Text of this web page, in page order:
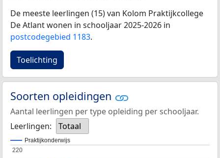
De meeste leerlingen (15) van Kolom Praktijkcollege
De Atlant wonen in schooljaar 2025-2026 in
postcodegebied 1183.
Toelichting
Soorten opleidingen
Aantal leerlingen per type opleiding per schooljaar.
Leerlingen:
Totaal
Praktijkonderwijs
220
220